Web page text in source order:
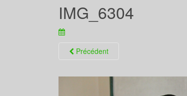
IMG_6304
Précédent